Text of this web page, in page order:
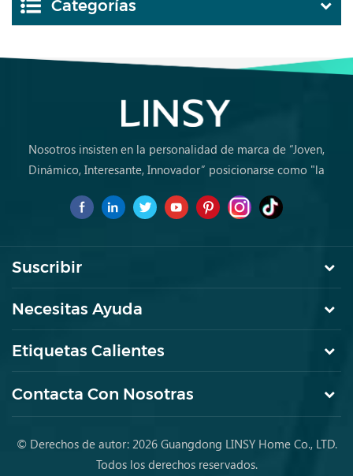
Categorías
Nosotros insisten en la personalidad de marca de “Joven,
Dinámico, Interesante, Innovador” posicionarse como "la
por primera vez.
Suscribir
Necesitas Ayuda
Etiquetas Calientes
Contacta Con Nosotras
© Derechos de autor: 2026 Guangdong LINSY Home Co., LTD.
Todos los derechos reservados.